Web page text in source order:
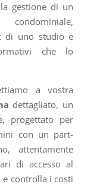
gestione di un
di uno studio e
che lo
a vostra
dettagliato, un
progettato per
con un part-
attentamente
di accesso al
controlla i costi